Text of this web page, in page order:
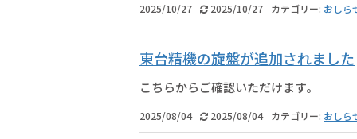
2025/10/27 2025/10/27 カテゴリー: おしら
東台精機の旋盤が追加されました
こちらからご確認いただけます。
2025/08/04 2025/08/04 カテゴリー: おしら